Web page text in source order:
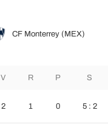
CF Monterrey (MEX)
V R P S
2 1 0 5 : 2